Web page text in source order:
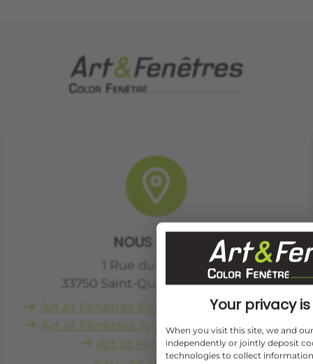
NOUS SITUER
1 Rue du Génébra
33750 Saint-Quentin-de-Baron
Art et Fenêtres Saint-Quentin-de-Baron
Art et Fenêtres Artigues-Près-Bordeaux
Art et Fenêtres Créon
Your privacy
When you visit this site, we and
independently or jointly deposit
technologies to collect